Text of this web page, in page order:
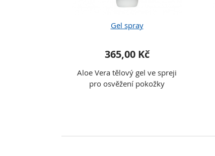
Gel spray
365,00 Kč
Aloe Vera tělový gel ve spreji
pro osvěžení pokožky